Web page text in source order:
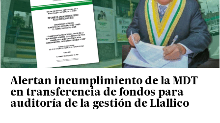
Alertan incumplimiento de la MDT
en transferencia de fondos para
auditoría de la gestión de Llallico